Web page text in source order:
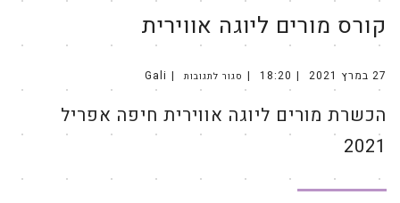
קורס מורים ליוגה אווירית
27 במרץ 2021 18:20 סגור לתגובות
הכשרת
ליוגה
אווירית
Gali
הכשרת מורים ליוגה אווירית חיפה אפריל
2021